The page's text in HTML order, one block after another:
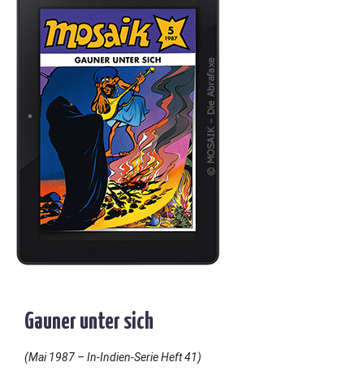
Gauner unter sich
(Mai 1987 – In-Indien-Serie Heft 41)